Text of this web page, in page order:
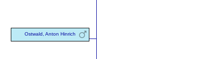
Ostwald, Anton Hinrich